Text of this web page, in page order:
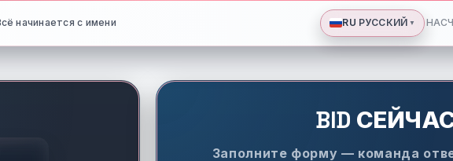
начинается с имени RU PУССКИЙ ▼
BID
Заполните форму — команда